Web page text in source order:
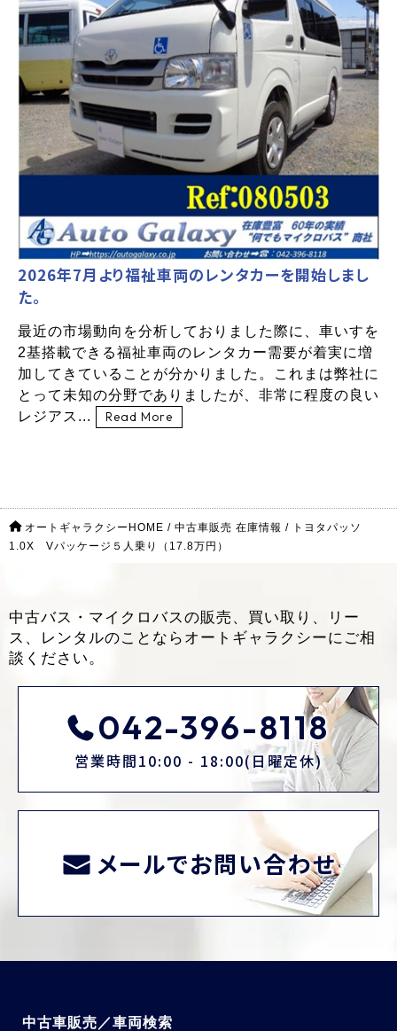
2026年7月より福祉車両のレンタカーを開始しまし
た。
最近の市場動向を分析しておりました際に、車いすを
2基搭載できる福祉車両のレンタカー需要が着実に増
加してきていることが分かりました。これまは弊社に
とって未知の分野でありましたが、非常に程度の良い
レジアス...
Read More
オートギャラクシーHOME / 中古車販売 在庫情報 / トヨタパッソ
1.0X Vパッケージ５人乗り（17.8万円）
中古バス・マイクロバスの販売、買い取り、リー
ス、レンタルのことなら オートギャラクシーにご相
談ください。
042-396-8118
営業時間10:00 - 18:00(日曜定休)
メールでお問い合わせ
中古車販売／車両検索